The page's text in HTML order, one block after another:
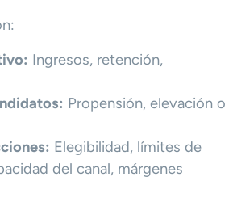
Ingresos, retención,
Propensión, elevación o
Elegibilidad, límites de
del canal, márgenes